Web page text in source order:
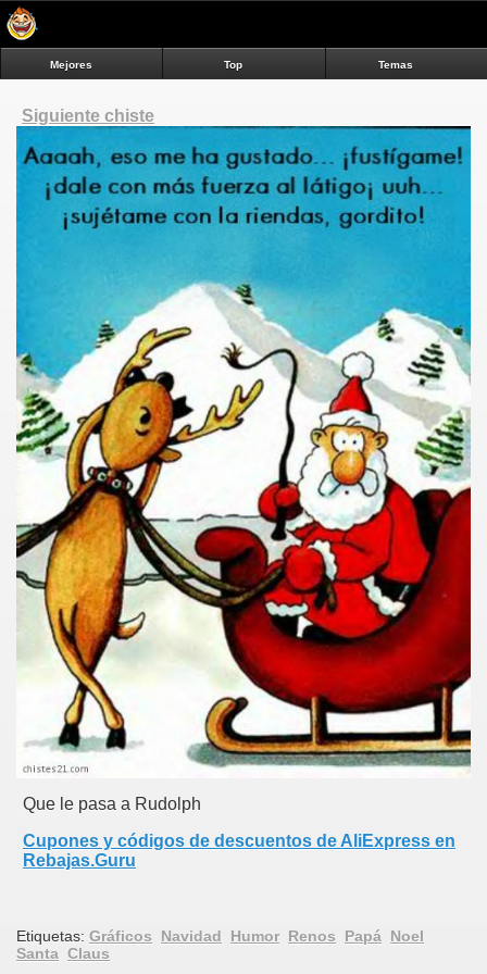
Mejores Top Temas
Siguiente chiste
Que le pasa a Rudolph
Cupones y códigos de descuentos de AliExpress en
Rebajas.Guru
Etiquetas: Gráficos Navidad Humor Renos Papá
Noel
Santa Claus